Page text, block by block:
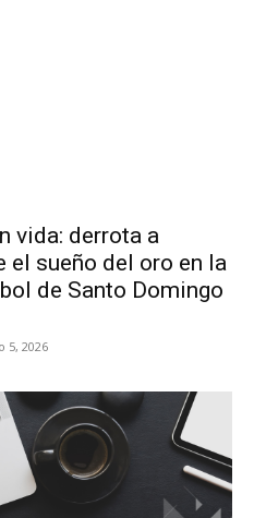
vida: derrota a
el sueño del oro en la
de Santo Domingo
5, 2026